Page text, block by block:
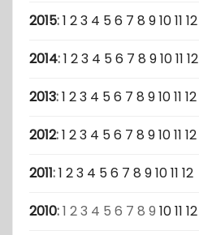
2015:1 23 4 56 7 8 91011 12
2014:1 23 4 56 7 8 91011 12
2013:1 23 4 56 7 8 91011 12
2012:1 23 4 56 7 8 91011 12
2011:1 23 4 56 7 8 91011 12
2010:1 23 4 5 6 7 8 9 1011 12